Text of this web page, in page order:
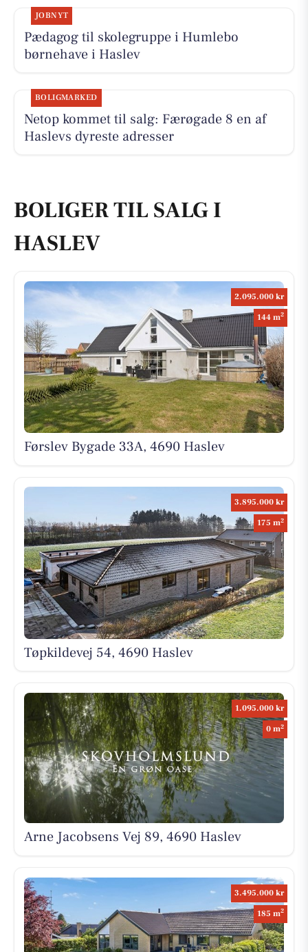
JOBNYT
Pædagog til skolegruppe i Humlebo
børnehave i Haslev
BOLIGMARKED
Netop kommet til salg: Færøgade 8 en af
Haslevs dyreste adresser
BOLIGER TIL SALG I
HASLEV
2.095.000 kr
144 m2
Førslev Bygade 33A, 4690 Haslev
3.895.000 kr
175 m2
Tøpkildevej 54, 4690 Haslev
1.095.000 kr
0 m2
Arne Jacobsens Vej 89, 4690 Haslev
3.495.000 kr
185 m2